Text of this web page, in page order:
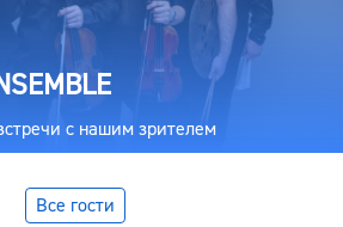
с нашим зрителем
Все гости